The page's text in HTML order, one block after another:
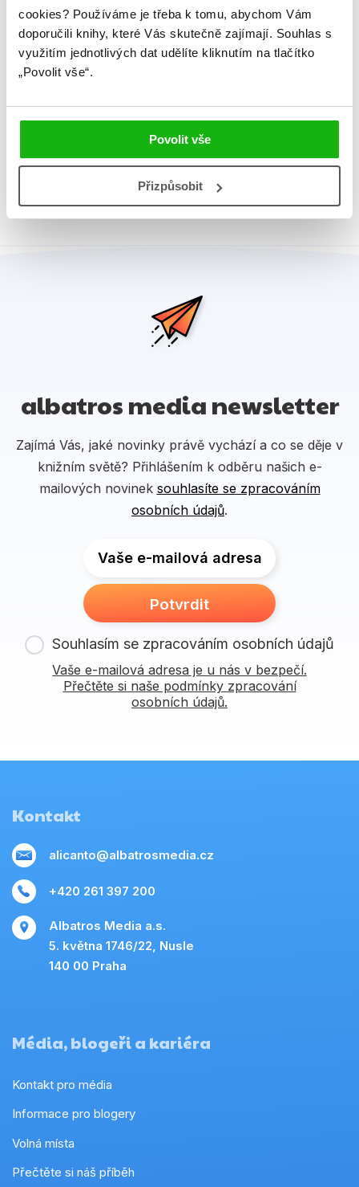
cookies? Používáme je třeba k tomu, abychom Vám
doporučili knihy, které Vás skutečně zajímají. Souhlas s
využitím jednotlivých dat udělíte kliknutím na tlačítko
„Povolit vše“.
Povolit vše
Přizpůsobit
angličtina
EAN 9788025262153
Edice Leporela
leporelo knížkové
albatros media newsletter
Zajímá Vás, jaké novinky právě vychází a co se děje v
knižním světě? Přihlášením k odběru našich e-
mailových novinek souhlasíte se zpracováním
osobních údajů.
Vaše e-mailová adresa
Potvrdit
Souhlasím se zpracováním osobních údajů
Vaše e-mailová adresa je u nás v bezpečí.
Přečtěte si naše podmínky zpracování
osobních údajů.
Kontakt
alicanto@albatrosmedia.cz
+420 261 397 200
Albatros Media a.s.
5. května 1746/22, Nusle
140 00 Praha
Média, blogeři a kariéra
Kontakt pro média
Informace pro blogery
Volná místa
Přečtěte si náš příběh